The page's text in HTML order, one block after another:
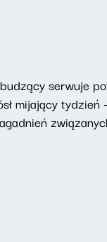
serwuje
mijający